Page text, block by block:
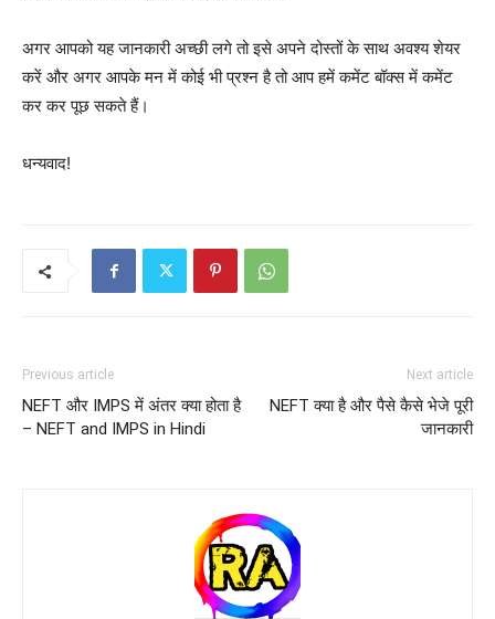
अगर आपको यह जानकारी अच्छी लगे तो इसे अपने दोस्तों के साथ अवश्य शेयर
करें और अगर आपके मन में कोई भी प्रश्न है तो आप हमें कमेंट बॉक्स में कमेंट
कर कर पूछ सकते हैं।
धन्यवाद!
Previous article
NEFT और IMPS में अंतर क्या होता है
– NEFT and IMPS in Hindi
Next article
NEFT क्या है और पैसे कैसे भेजे पूरी
जानकारी